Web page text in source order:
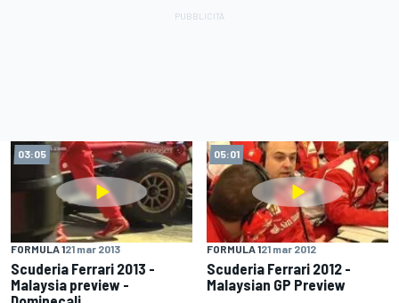
03:05
FORMULA 121 mar 2013
Scuderia Ferrari 2013 -
Malaysia preview -
05:01
FORMULA 121 mar 2012
Scuderia Ferrari 2012 -
Malaysian GP Preview